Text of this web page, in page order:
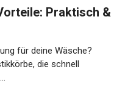
Praktisch &
für deine Wäsche?
die schnell